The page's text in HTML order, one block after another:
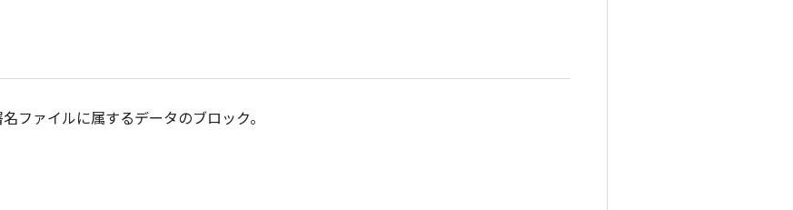
ファイルに属するデータのブロック。